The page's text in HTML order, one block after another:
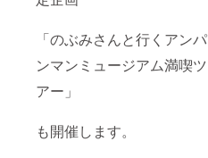
「のぶみさんと行くアンパ
ンマンミュージアム満喫ツ
アー」
も開催します。